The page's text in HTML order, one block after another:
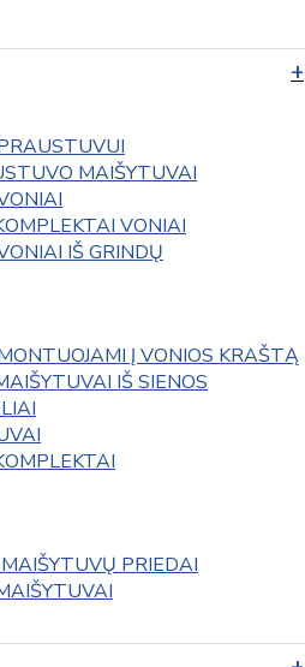
MAIŠYTUVAI
VONIAI
IŠ GRINDŲ
Į VONIOS KRAŠTĄ
IŠ SIENOS
PRIEDAI